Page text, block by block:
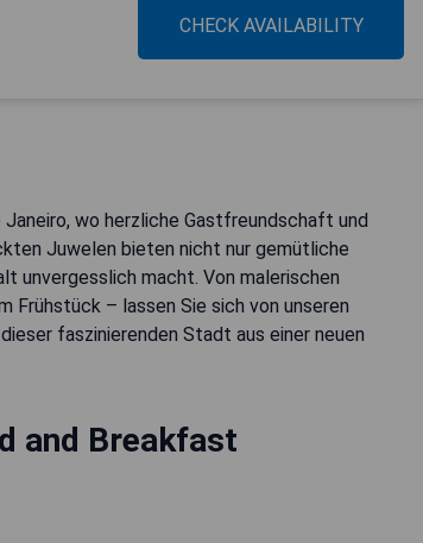
CHECK AVAILABILITY
wo herzliche Gastfreundschaft und
Juwelen bieten nicht nur gemütliche
unvergesslich macht. Von malerischen
Frühstück – lassen Sie sich von unseren
faszinierenden Stadt aus einer neuen
and Breakfast